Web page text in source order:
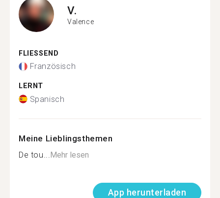
V.
Valence
FLIESSEND
Französisch
LERNT
Spanisch
Meine Lieblingsthemen
De tou... Mehr lesen
App herunterladen